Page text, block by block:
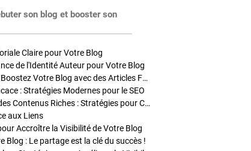
son blog et booster son
Claire pour Votre Blog
de l'Identité Auteur pour Votre Blog
Stratégies de Publication : Boostez Votre Blog avec des Articles Fréquents et Exclusifs
: Stratégies Modernes pour le SEO
Enrichir Vos Articles avec des Contenus Riches : Stratégies pour Captiver et Optimiser
aux Liens
Accroître la Visibilité de Votre Blog
Blog : Le partage est la clé du succès !